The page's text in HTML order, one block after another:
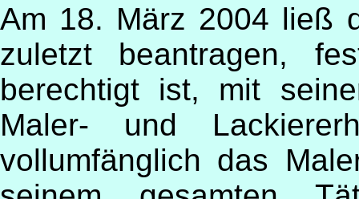
Am 18. März 2004 ließ
zuletzt beantragen,
berechtigt ist, mit
Maler- und
vollumfänglich das